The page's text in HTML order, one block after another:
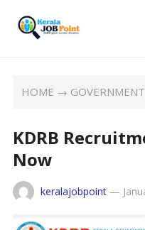
HOME →
KDRB
Now
keralajobpoint—